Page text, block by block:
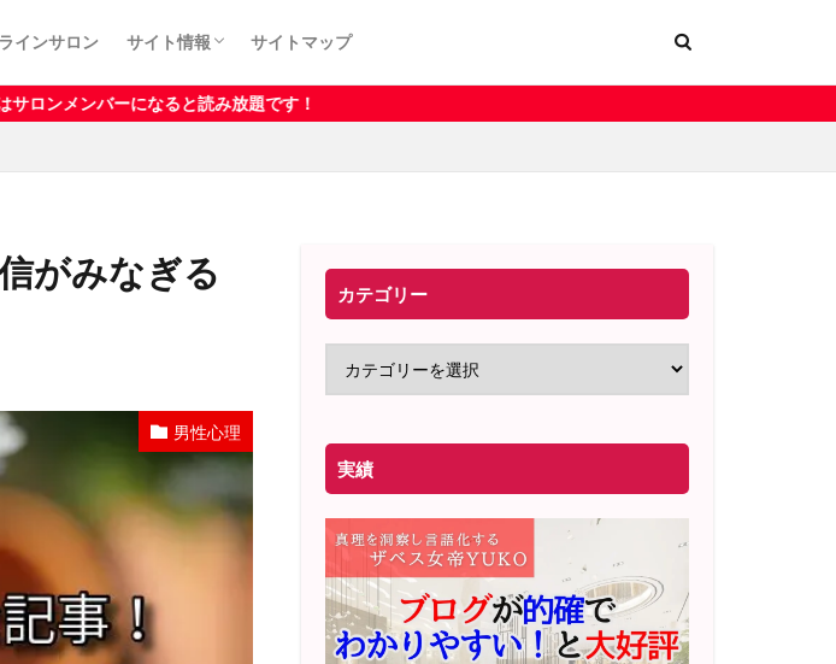
インサロン サイト情報
プライバシーポリシー
利用規約
特定商取引法に基づく表記
サイトマップ
読み放題です！
がみなぎる
男性心理
カテゴリー
実績